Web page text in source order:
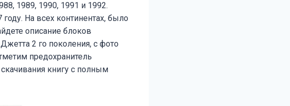
1989, 1990, 1991 и 1992.
На всех континентах, было
описание блоков
2 го поколения, с фото
предохранитель
книгу с полным